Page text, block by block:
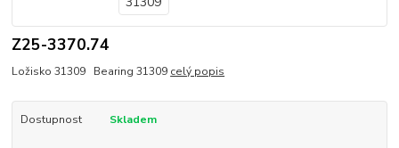
Z25-3370.74
Ložisko 31309 Bearing 31309 celý popis
Dostupnost Skladem